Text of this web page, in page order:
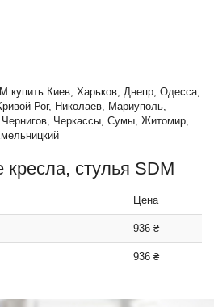
купить Киев, Харьков, Днепр, Одесса,
Рог, Николаев, Мариуполь,
Черкассы, Сумы, Житомир,
стулья SDM
Цена
936 ₴
936 ₴